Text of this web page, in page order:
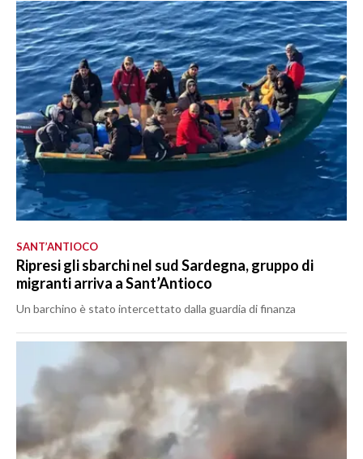
SANT’ANTIOCO
Ripresi gli sbarchi nel sud Sardegna, gruppo di
migranti arriva a Sant’Antioco
Un barchino è stato intercettato dalla guardia di finanza